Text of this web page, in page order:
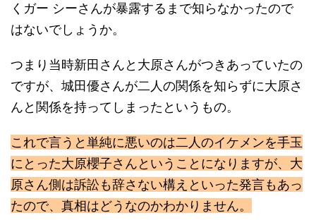
くガー シーさんが暴露するまで知らなかったので
はないでしょうか。
つまり当時新田さんと大原さんがつきあっていたの
ですが、城田優さんが二人の関係を知らずに大原さ
んと関係を持ってしまったというもの。
これで言うと単純に悪いのは二人のイケメンを手玉
にとった大原櫻子さんということになりますが、大
原さん側は訴訟も辞さない構えといった発言もあっ
たので、真相はどうなのかわかりません。